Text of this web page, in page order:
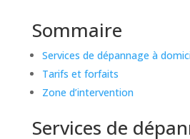
Sommaire
Services de dépannage à
Tarifs et forfaits
Zone d’intervention
Services de